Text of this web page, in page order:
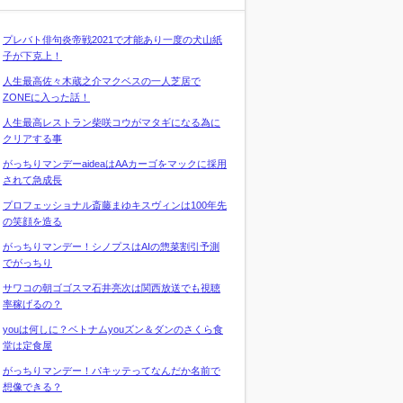
プレバト俳句炎帝戦2021で才能あり一度の犬山紙
子が下克上！
人生最高佐々木蔵之介マクベスの一人芝居で
ZONEに入った話！
人生最高レストラン柴咲コウがマタギになる為に
クリアする事
がっちりマンデーaideaはAAカーゴをマックに採用
されて急成長
プロフェッショナル斎藤まゆキスヴィンは100年先
の笑顔を造る
がっちりマンデー！シノプスはAIの惣菜割引予測
でがっちり
サワコの朝ゴゴスマ石井亮次は関西放送でも視聴
率稼げるの？
youは何しに？ベトナムyouズン＆ダンのさくら食
堂は定食屋
がっちりマンデー！パキッテってなんだか名前で
想像できる？